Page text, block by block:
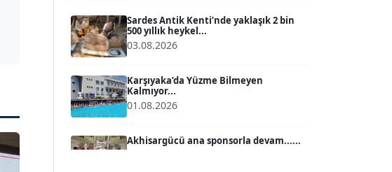
B BÜLENT SAĞLAM
SEVGİ MOLVA
Sardes Antik Kenti’nde yaklaşık 2 bin
500 yıllık heykel...
03.08.2026
Karşıyaka’da Yüzme Bilmeyen
Kalmıyor...
01.08.2026
Akhisargücü ana sponsorla devam......